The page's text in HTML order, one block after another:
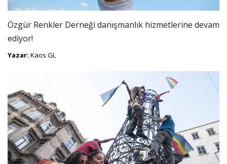
Özgür Renkler Derneği danışmanlık hizmetlerine devam
ediyor!
Yazar: Kaos GL